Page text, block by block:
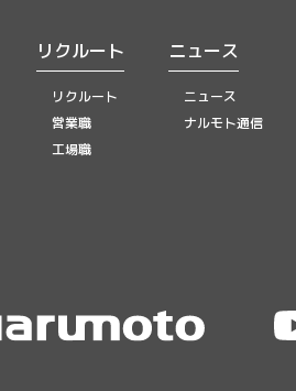
リクルート
リクルート
営業職
工場職
ニュース
ニュース
ナルモト通信